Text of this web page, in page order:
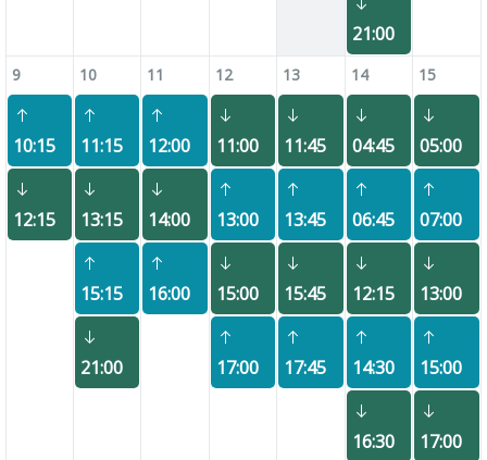
21:00
9
10:15
12:15
10
11:15
13:15
15:15
21:00
11
12:00
14:00
16:00
12
11:00
13:00
15:00
17:00
13
11:45
13:45
15:45
17:45
14
04:45
06:45
12:15
14:30
16:30
15
05:00
07:00
13:00
15:00
17:00